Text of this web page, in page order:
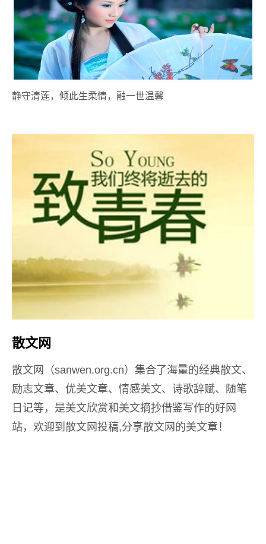
静守清莲，倾此生柔情，融一世温馨
散文网
散文网（sanwen.org.cn）集合了海量的经典散文、
励志文章、优美文章、情感美文、诗歌辞赋、随笔
日记等，是美文欣赏和美文摘抄借鉴写作的好网
站，欢迎到散文网投稿,分享散文网的美文章！